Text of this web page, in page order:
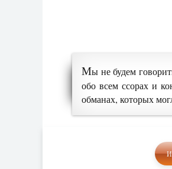
Мы не будем
обо всем ссорах и
обманах, которых